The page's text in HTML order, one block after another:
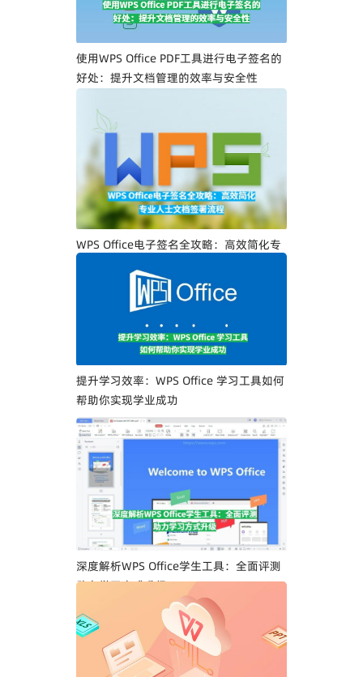
使用WPS Office PDF工具进行电子签名的
好处：提升文档管理的效率与安全性
WPS Office电子签名全攻略：高效简化专
提升学习效率：WPS Office 学习工具如何
帮助你实现学业成功
深度解析WPS Office学生工具：全面评测
助力学习方式升级